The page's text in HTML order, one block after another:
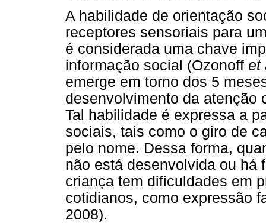
A habilidade de orientação
receptores sensoriais para
é considerada uma chave
informação social (Ozonoff et
emerge em torno dos 5
desenvolvimento da atenção
Tal habilidade é expressa a
sociais, tais como o giro de
pelo nome. Dessa forma,
não está desenvolvida ou há
criança tem dificuldades em
cotidianos, como expressão
2008).